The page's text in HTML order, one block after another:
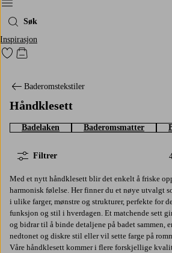
Meny
Søk
Inspirasjon
Gå til favorittmerkede produkter
Gå til handlekurven
Baderomstekstiler
Håndklesett
Badelaken Baderomsmatter
Filtrer
Med et nytt håndklesett blir det enkelt å friske
harmonisk følelse. Her finner du et nøye utvalgt
i ulike farger, mønstre og strukturer, perfekte for
funksjon og stil i hverdagen. Et matchende sett
og bidrar til å binde detaljene på badet sammen,
nedtonet og diskre stil eller vil sette farge på
Våre håndklesett kommer i flere forskjellige